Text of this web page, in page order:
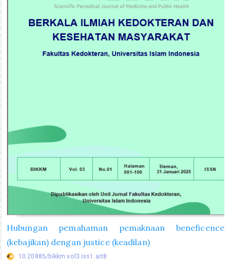
Hubungan pemahaman pemaknaan beneficence
(kebajikan) dengan justice (keadilan)
10.20885/bikkm.vol3.iss1.art8